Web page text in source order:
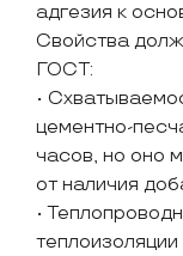
адгезия к
Свойства
ГОСТ:
•
цементно-
часов, но оно
от наличия
•